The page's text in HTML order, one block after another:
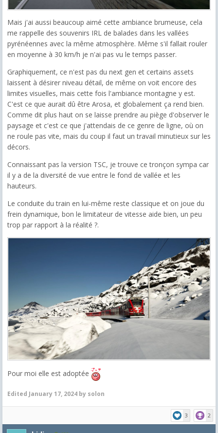
Mais j'ai aussi beaucoup aimé cette ambiance brumeuse, cela
me rappelle des souvenirs IRL de balades dans les vallées
pyrénéennes avec la même atmosphère. Même s'il fallait rouler
en moyenne à 30 km/h je n'ai pas vu le temps passer.
Graphiquement, ce n'est pas du next gen et certains assets
laissent à désirer niveau détail, de même on voit encore des
limites visuelles, mais cette fois l'ambiance montagne y est.
C'est ce que aurait dû être Arosa, et globalement ça rend bien.
Comme dit plus haut on se laisse prendre au piège d'observer le
paysage et c'est ce que j'attendais de ce genre de ligne, où on
ne roule pas vite, mais du coup il faut un travail minutieux sur les
décors.
Connaissant pas la version TSC, je trouve ce tronçon sympa car
il y a de la diversité de vue entre le fond de vallée et les
hauteurs.
Le conduite du train en lui-même reste classique et on joue du
frein dynamique, bon le limitateur de vitesse aide bien, un peu
trop par rapport à la réalité ?.
Pour moi elle est adoptée
Edited January 17, 2024 by solon
3 2